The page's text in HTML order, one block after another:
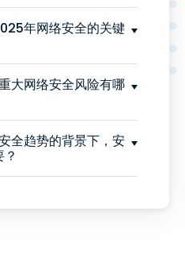
年网络安全的关键
大网络安全风险有哪
全趋势的背景下，安